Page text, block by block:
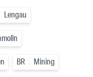
Lengau
BR Mining